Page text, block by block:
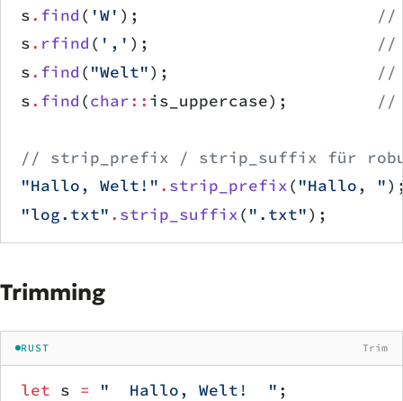
s. find ( 'W' );
//
s. rfind ( ',' ); //
s. find ( "Welt");
//
s. find (char:: is_uppercase); //
// strip_prefix / strip_suffix für
"Hallo, Welt!" . strip_prefix( "Hallo, "
"log.txt" . strip_suffix( ".txt"
Trimming
RUST Trim
let s = "  Hallo, Welt!  " ;